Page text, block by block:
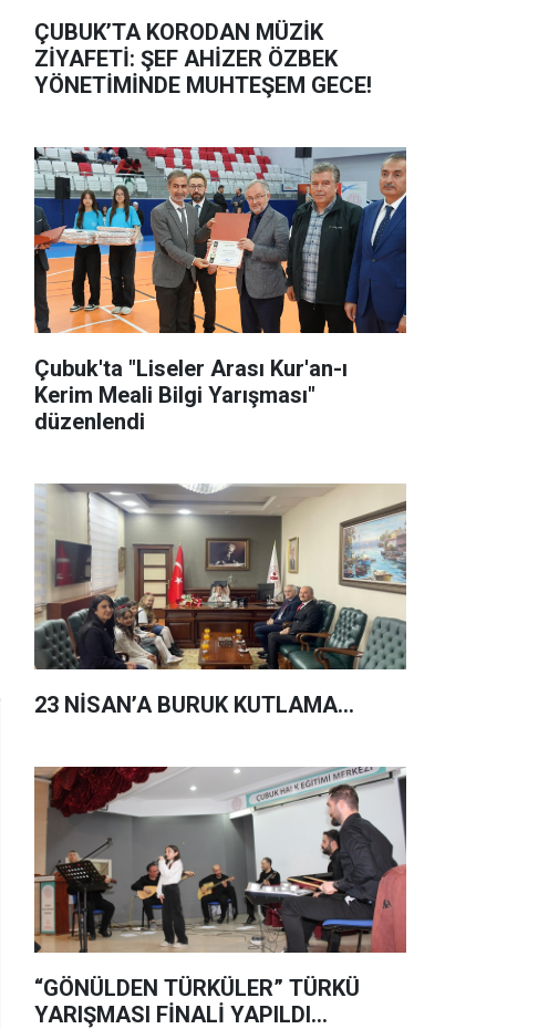
ÇUBUK’TA KORODAN MÜZİK
ZİYAFETİ: ŞEF AHİZER ÖZBEK
YÖNETİMİNDE MUHTEŞEM GECE!
Çubuk'ta "Liseler Arası Kur'an-ı
Kerim Meali Bilgi Yarışması"
düzenlendi
23 NİSAN’A BURUK KUTLAMA...
“GÖNÜLDEN TÜRKÜLER” TÜRKÜ
YARIŞMASI FİNALİ YAPILDI…